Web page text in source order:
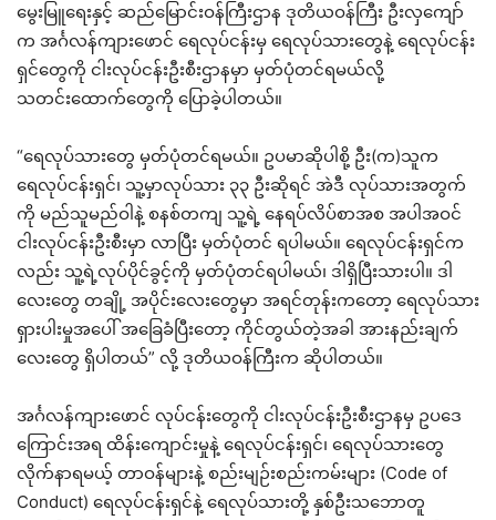
မွေးမြူရေးနှင့် ဆည်မြောင်းဝန်ကြီးဌာန ဒုတိယဝန်ကြီး ဦးလှကျော်
က အင်္ဂလန်ကျားဖောင် ရေလုပ်ငန်းမှ ရေလုပ်သားတွေနဲ့ ရေလုပ်ငန်း
ရှင်တွေကို ငါးလုပ်ငန်းဦးစီးဌာနမှာ မှတ်ပုံတင်ရမယ်လို့
သတင်းထောက်တွေကို ပြောခဲ့ပါတယ်။
“ရေလုပ်သားတွေ မှတ်ပုံတင်ရမယ်။ ဥပမာဆိုပါစို့ ဦး(က)သူက
ရေလုပ်ငန်းရှင်၊ သူ့မှာလုပ်သား ၃၃ ဦးဆိုရင် အဲဒီ လုပ်သားအတွက်
ကို မည်သူမည်ဝါနဲ့ စနစ်တကျ သူ့ရဲ့ နေရပ်လိပ်စာအစ အပါအဝင်
ငါးလုပ်ငန်းဦးစီးမှာ လာပြီး မှတ်ပုံတင် ရပါမယ်။ ရေလုပ်ငန်းရှင်က
လည်း သူ့ရဲ့လုပ်ပိုင်ခွင့်ကို မှတ်ပုံတင်ရပါမယ်၊ ဒါရှိပြီးသားပါ။ ဒါ
လေးတွေ တချို့ အပိုင်းလေးတွေမှာ အရင်တုန်းကတော့ ရေလုပ်သား
ရှားပါးမှုအပေါ် အခြေခံပြီးတော့ ကိုင်တွယ်တဲ့အခါ အားနည်းချက်
လေးတွေ ရှိပါတယ်” လို့ ဒုတိယဝန်ကြီးက ဆိုပါတယ်။
အင်္ဂလန်ကျားဖောင် လုပ်ငန်းတွေကို ငါးလုပ်ငန်းဦးစီးဌာနမှ ဥပဒေ
ကြောင်းအရ ထိန်းကျောင်းမှုနဲ့ ရေလုပ်ငန်းရှင်၊ ရေလုပ်သားတွေ
လိုက်နာရမယ့် တာဝန်များနဲ့ စည်းမျဉ်းစည်းကမ်းများ (Code of
Conduct) ရေလုပ်ငန်းရှင်နဲ့ ရေလုပ်သားတို့ နှစ်ဦးသဘောတူ